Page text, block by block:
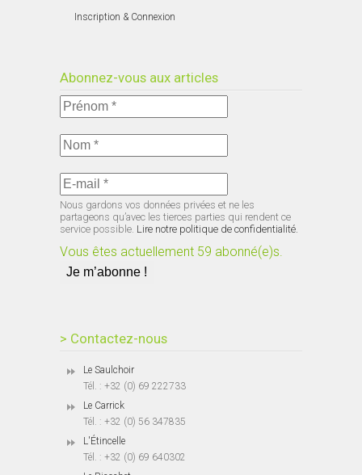
Inscription & Connexion
Abonnez-vous aux articles
Nous gardons vos données privées et ne les
partageons qu’avec les tierces parties qui rendent ce
service possible. Lire notre politique de confidentialité.
Vous êtes actuellement 59 abonné(e)s.
> Contactez-nous
Le Saulchoir
Tél. : +32 (0) 69 222733
Le Carrick
Tél. : +32 (0) 56 347835
L'Étincelle
Tél. : +32 (0) 69 640302